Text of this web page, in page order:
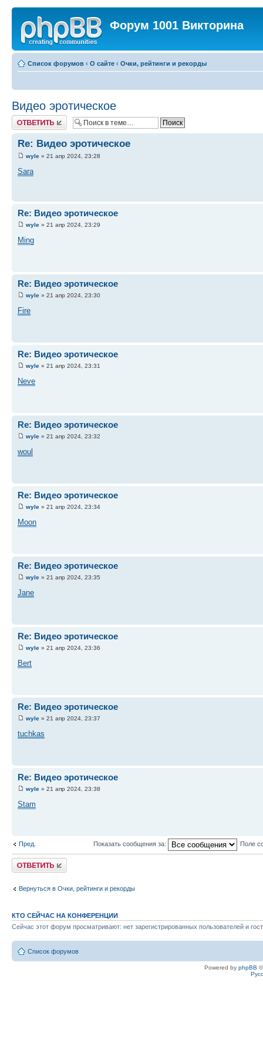
Форум 1001 Викторина
Список форумов ‹ О сайте ‹ Очки, рейтинги и рекорды
Видео эротическое
Ответить
Re: Видео эротическое
wyle » 21 апр 2024, 23:28
Sara
Re: Видео эротическое
wyle » 21 апр 2024, 23:29
Ming
Re: Видео эротическое
wyle » 21 апр 2024, 23:30
Fire
Re: Видео эротическое
wyle » 21 апр 2024, 23:31
Neve
Re: Видео эротическое
wyle » 21 апр 2024, 23:32
woul
Re: Видео эротическое
wyle » 21 апр 2024, 23:34
Moon
Re: Видео эротическое
wyle » 21 апр 2024, 23:35
Jane
Re: Видео эротическое
wyle » 21 апр 2024, 23:36
Bert
Re: Видео эротическое
wyle » 21 апр 2024, 23:37
tuchkas
Re: Видео эротическое
wyle » 21 апр 2024, 23:38
Stam
Пред. Показать сообщения за: Поле
Ответить
Вернуться в Очки, рейтинги и рекорды
КТО СЕЙЧАС НА КОНФЕРЕНЦИИ
Сейчас этот форум просматривают: нет зарегистрированных пользователей и
Список форумов
Powered by phpBB